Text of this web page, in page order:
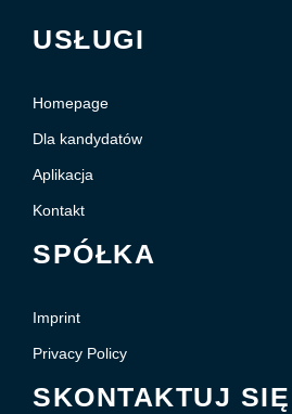
USŁUGI
Homepage
Dla kandydatów
Aplikacja
Kontakt
SPÓŁKA
Imprint
Privacy Policy
SKONTAKTUJ